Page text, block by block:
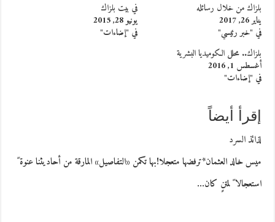
بلزاك من خلال رسائله
يناير 26, 2017
في "خبر رئيسي"
في بيت بلزاك
يونيو 28, 2015
في "إضاءات"
بلزاك.. محلل الكوميديا البشرية
أغسطس 1, 2016
في "إضاءات"
إقرأ أيضاً
لذائذ السرد
ميس خالد العثمان*ترفضها متعجلا!بها تكمن «التفاصيل» المارقة من أحاديثنا عنوة ً
استعجالا ً لمتنٍ كان…